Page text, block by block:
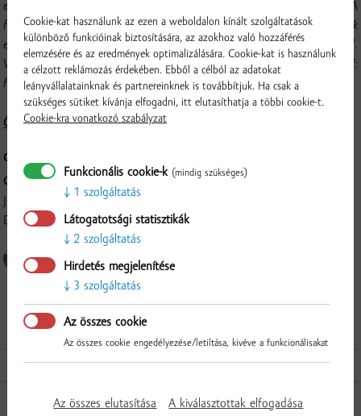
egyebek mellett javítják a hangulatot és csökkentik a stresszt. A
fokhagyma erős antibakteriális és vírusellenes hatású. Nemcsak
egészséges, hanem ízletes is, és sok étel elképzelhetetlen az íze nélkül.
Választékunkban háromféle fokhagyma terméket talál:
fokhagymamorzsát, szeletelt fokhagymát és fokhagymaport.
Összetétel és tápérték
CSOMAGOLÁS:
GYÁRTÓ:
Juraj Papp - ZELFRUCT-PAPAS, Hlavná 117, 946 38, Radvaň nad
Dunajom
További termékek a kategóriából
Cookie-kat használunk az ezen a weboldalon kínált szolgáltatások
különböző funkcióinak biztosítására, az azokhoz való hozzáférés
elemzésére és az eredmények optimalizálására. Cookie-kat is használunk
a célzott reklámozás érdekében. Ebből a célból az adatokat
leányvállalatainknak és partnereinknek is továbbítjuk. Ha csak a
szükséges sütiket kívánja elfogadni, itt elutasíthatja a többi cookie-t.
Cookie-kra vonatkozó szabályzat
Funkcionális cookie-k (mindig szükséges)
1 szolgáltatás
Látogatotsági statisztikák
2 szolgáltatás
Hirdetés megjelenítése
3 szolgáltatás
Az összes cookie
Az összes cookie engedélyezése/letiltása, kivéve a funkcionálisakat
Az összes elutasítása A kiválasztottak elfogadása